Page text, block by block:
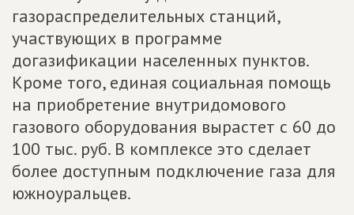
газораспределительных станций,
участвующих в программе
догазификации населенных пунктов.
Кроме того, единая социальная помощь
на приобретение внутридомового
газового оборудования вырастет с 60 до
100 тыс. руб. В комплексе это сделает
более доступным подключение газа для
южноуральцев.